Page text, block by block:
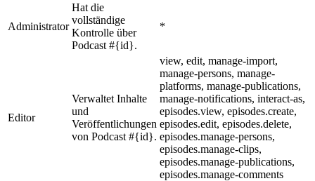
Administrator
Hat die
vollständige
Kontrolle über
Podcast #{id}.
*
Editor
Verwaltet Inhalte
und
Veröffentlichungen
von Podcast #{id}.
view, edit, manage-import,
manage-persons, manage-
platforms, manage-publications,
manage-notifications, interact-as,
episodes.view, episodes.create,
episodes.edit, episodes.delete,
episodes.manage-persons,
episodes.manage-clips,
episodes.manage-publications,
episodes.manage-comments